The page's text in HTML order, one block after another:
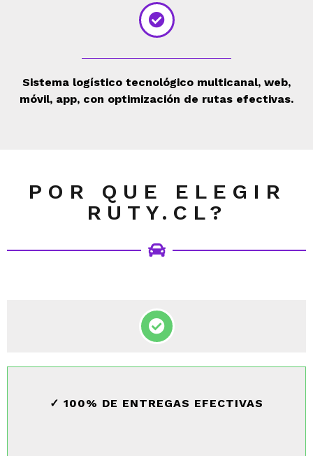
Sistema logístico tecnológico multicanal, web,
móvil, app, con optimización de rutas efectivas.
POR QUE ELEGIR
RUTY.CL?
✓ 100% DE ENTREGAS EFECTIVAS